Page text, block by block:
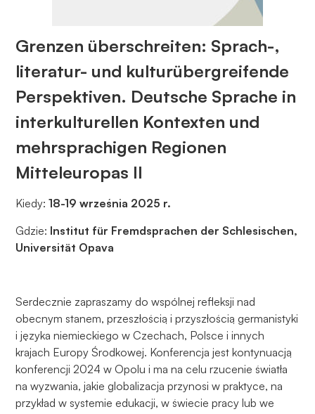
Grenzen überschreiten: Sprach-,
literatur- und kulturübergreifende
Perspektiven. Deutsche Sprache in
interkulturellen Kontexten und
mehrsprachigen Regionen
Mitteleuropas II
Kiedy: 18-19 września 2025 r.
Gdzie: Institut für Fremdsprachen der Schlesischen,
Universität Opava
Serdecznie zapraszamy do wspólnej refleksji nad
obecnym stanem, przeszłością i przyszłością germanistyki
i języka niemieckiego w Czechach, Polsce i innych
krajach Europy Środkowej. Konferencja jest kontynuacją
konferencji 2024 w Opolu i ma na celu rzucenie światła
na wyzwania, jakie globalizacja przynosi w praktyce, na
przykład w systemie edukacji, w świecie pracy lub we
Statystyka
poprawić
funkcjonalność
i strukturę
strony
na podstawie
tego, jak
używana.
Doświadczenie
internetowa
najlepiej
podczas
twojego
przejścia na nią.
Jeśli odrzucisz
te pliki cookie,